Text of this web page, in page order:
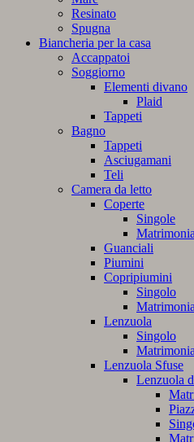
Resinato
Spugna
Biancheria per la casa
Accappatoi
Soggiorno
Elementi divano
Plaid
Tappeti
Bagno
Tappeti
Asciugamani
Teli
Camera da letto
Coperte
Singole
Guanciali
Piumini
Copripiumini
Singolo
Lenzuola
Singolo
Lenzuola Sfuse
Lenzuola